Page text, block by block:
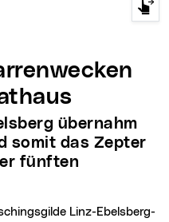
somit das Zepter
fünften